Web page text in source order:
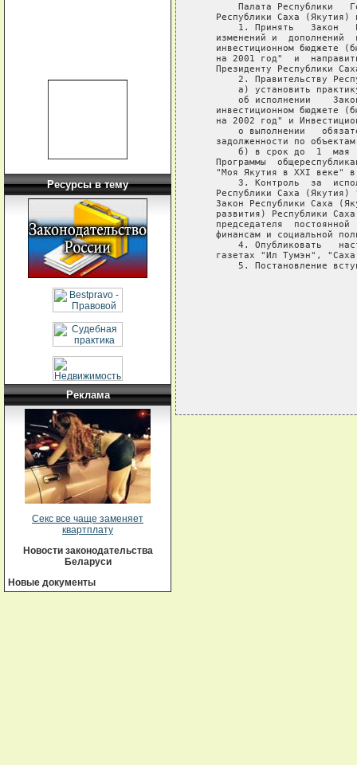
Ресурсы в тему
Реклама
Секс все чаще заменяет
квартплату
Новости законодательства
Беларуси
Новые документы
Палата Республики
Республики Саха (Якутия)
1. Принять   Закон
изменений и  дополнений
инвестиционном бюджете
на 2001 год"  и
Президенту Республики
2. Правительству
а) установить
об исполнении
инвестиционном бюджете
на 2002 год" и
о выполнении
задолженности по
б) в срок до  1  мая
Программы
"Моя Якутия в XXI веке"
3. Контроль  за
Республики Саха (Якутия)
Закон Республики Саха
развития) Республики
председателя  постоянной
финансам и социальной
4. Опубликовать
газетах "Ил Тумэн",
5. Постановление